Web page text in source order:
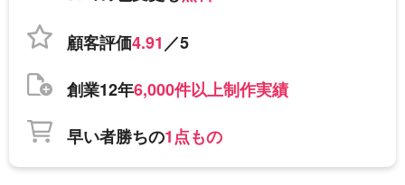
顧客評価4.91／5
創業12年6,000件以上制作実績
早い者勝ちの1点もの